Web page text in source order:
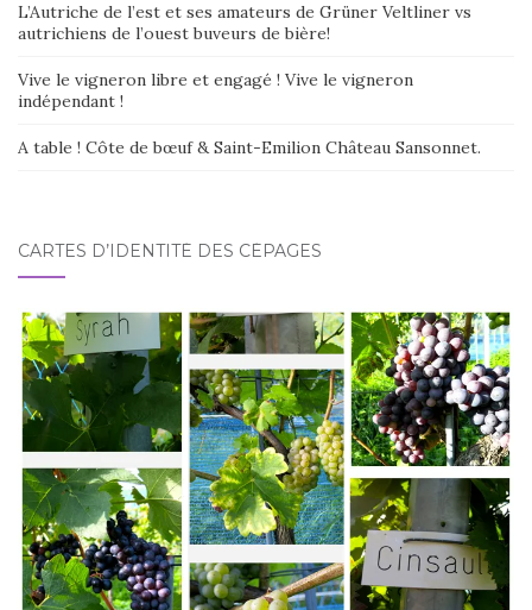
L’Autriche de l’est et ses amateurs de Grüner Veltliner vs
autrichiens de l’ouest buveurs de bière!
Vive le vigneron libre et engagé ! Vive le vigneron
indépendant !
A table ! Côte de bœuf & Saint-Emilion Château Sansonnet.
CARTES D’IDENTITÉ DES CÉPAGES